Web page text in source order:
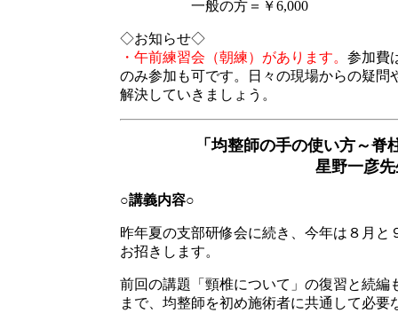
一般の方＝￥6,000
◇お知らせ◇
・午前練習会（朝練）があります。 参加費
のみ参加も可です。日々の現場からの疑問
解決していきましょう。
「均整師の手の使い方～脊
星野一彦
○講義内容○
昨年夏の支部研修会に続き、今年は８月と
お招きします。
前回の講題「頸椎について」の復習と続編
まで、均整師を初め施術者に共通して必要